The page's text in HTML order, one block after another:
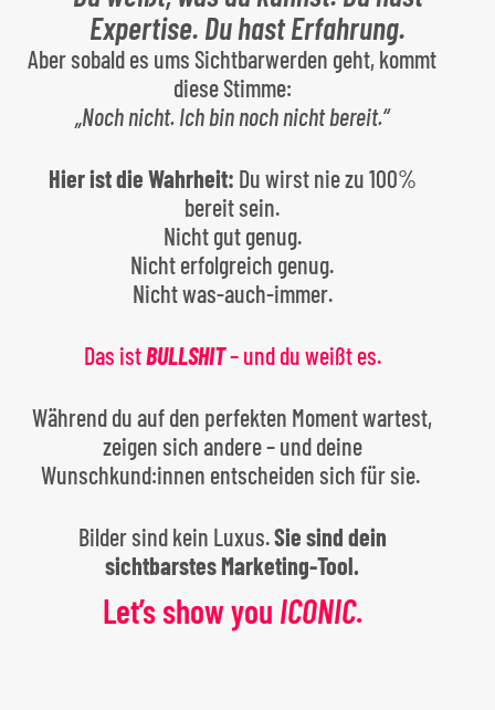
Expertise. Du hast Erfahrung.
Aber sobald es ums Sichtbarwerden geht, kommt
diese Stimme:
„Noch nicht. Ich bin noch nicht bereit.“
Hier ist die Wahrheit: Du wirst nie zu 100%
bereit sein.
Nicht gut genug.
Nicht erfolgreich genug.
Nicht was-auch-immer.
Das istBULLSHIT– und du weißt es.
Während du auf den perfekten Moment wartest,
zeigen sich andere – und deine
Wunschkund:innen entscheiden sich für sie.
Bilder sind kein Luxus.Sie sind dein
sichtbarstes Marketing-Tool.
Let’s show you ICONIC.